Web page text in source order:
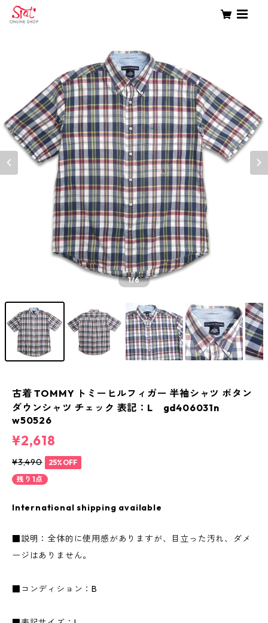
1/6
古着 TOMMY トミーヒルフィガー 半袖シャツ ボタン
ダウンシャツ チェック 表記：L gd406031n
w50526
¥2,618
¥3,490
25%OFF
残り1点
International shipping available
■説明：全体的に使用感がありますが、目立った汚れ、ダメ
ージはありません。
■コンディション：B